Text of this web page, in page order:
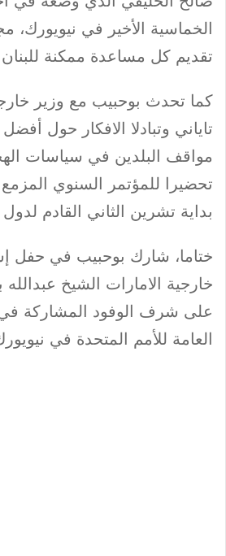
الخماسية الأخير في نيويورك،
تقديم كل مساعدة ممكنة
كما تحدث بوحبيب مع وزير
تاياني وتبادلا الافكار حول
مواقف البلدين في سياسات
تحضيرا للمؤتمر السنوي
بداية تشرين الثاني القادم
ختاما، شارك بوحبيب في حفل
خارجية الامارات الشيخ عبدالله
على شرف الوفود المشاركة في
العامة للأمم المتحدة في